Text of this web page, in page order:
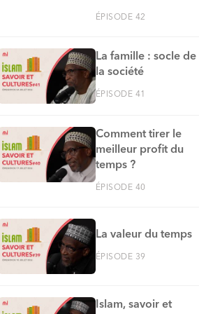
ÉPISODE 42
La famille : socle de
la société
ÉPISODE 41
Comment tirer le
meilleur profit du
temps ?
ÉPISODE 40
La valeur du temps
ÉPISODE 39
Islam, savoir et